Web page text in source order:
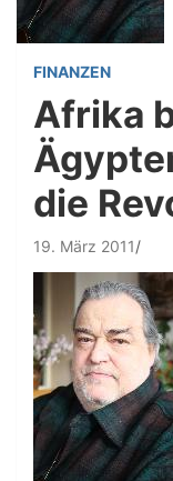
FINANZEN
Afrika
die
19. März 2011